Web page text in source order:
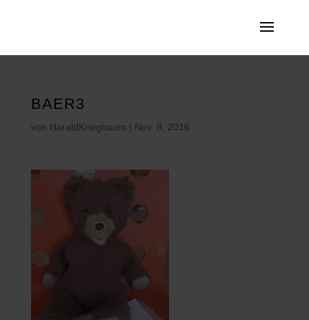
BAER3
von HaraldKriegbaum | Nov. 8, 2016